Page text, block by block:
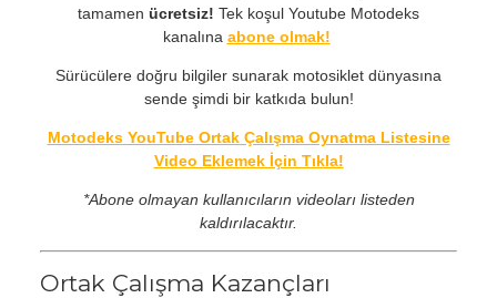
tamamen ücretsiz! Tek koşul Youtube Motodeks
kanalına abone olmak!
Sürücülere doğru bilgiler sunarak motosiklet dünyasına
sende şimdi bir katkıda bulun!
Motodeks YouTube Ortak Çalışma Oynatma Listesine
Video Eklemek İçin Tıkla!
*Abone olmayan kullanıcıların videoları listeden
kaldırılacaktır.
Ortak Çalışma Kazançları